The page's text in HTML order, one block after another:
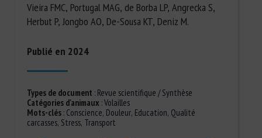
Vieira FMC, Portugal MAG, de Borba LP, Angrecka S,
Herbut P, Jongbo AO, De-Sousa KT, Deniz M.
Publié en 2024
Types de document : Revue scientifique / Synthèse
Catégories d'animaux :Volailles
Mots-clés: Conscience, Douleur, Education, Qualité
carcasses, Stress, Transport